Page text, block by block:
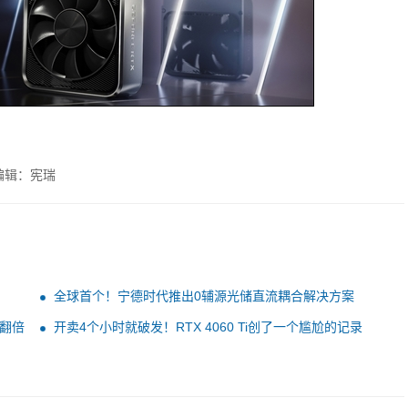
辑：宪瑞
全球首个！宁德时代推出0辅源光储直流耦合解决方案
倍 开卖4个小时就破发！RTX 4060 Ti创了一个尴尬的记录